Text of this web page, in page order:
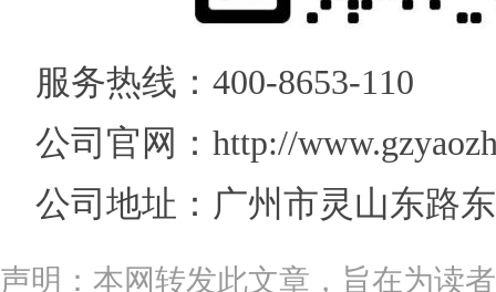
服务热线：400-8653-110
公司官网：http://
公司地址：广州市灵山东路
声明：本网转发此文章，旨在为读